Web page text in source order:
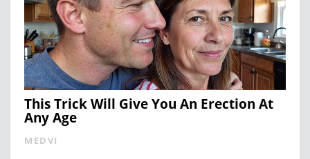
This Trick Will Give You An Erection At
Any Age
MEDVI